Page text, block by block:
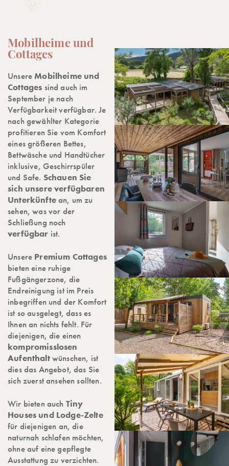
Mobilheime und
Cottages
UnsereMobilheime und
Cottages sind auch im
September je nach
Verfügbarkeit verfügbar. Je
nach gewählter Kategorie
profitieren Sie vom Komfort
eines größeren Bettes,
Bettwäsche und Handtücher
inklusive, Geschirrspüler
und Safe. Schauen Sie
sich unsere verfügbaren
Unterkünftean, um zu
sehen, was vor der
Schließung noch
verfügbar ist.
Unsere Premium Cottages
bieten eine ruhige
Fußgängerzone, die
Endreinigung ist im Preis
inbegriffen und der Komfort
ist so ausgelegt, dass es
Ihnen an nichts fehlt. Für
diejenigen, die einen
kompromisslosen
Aufenthaltwünschen, ist
dies das Angebot, das Sie
sich zuerst ansehen sollten.
Wir bieten auch Tiny
Houses und Lodge-Zelte
für diejenigen an, die
naturnah schlafen möchten,
ohne auf eine gepflegte
Ausstattung zu verzichten.